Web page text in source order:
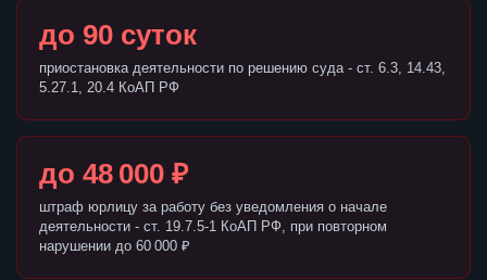
до 90 суток
приостановка деятельности по решению суда - ст. 6.3, 14.43,
5.27.1, 20.4 КоАП РФ
до 48 000 ₽
штраф юрлицу за работу без уведомления о начале
деятельности - ст. 19.7.5-1 КоАП РФ, при повторном
нарушении до 60 000 ₽